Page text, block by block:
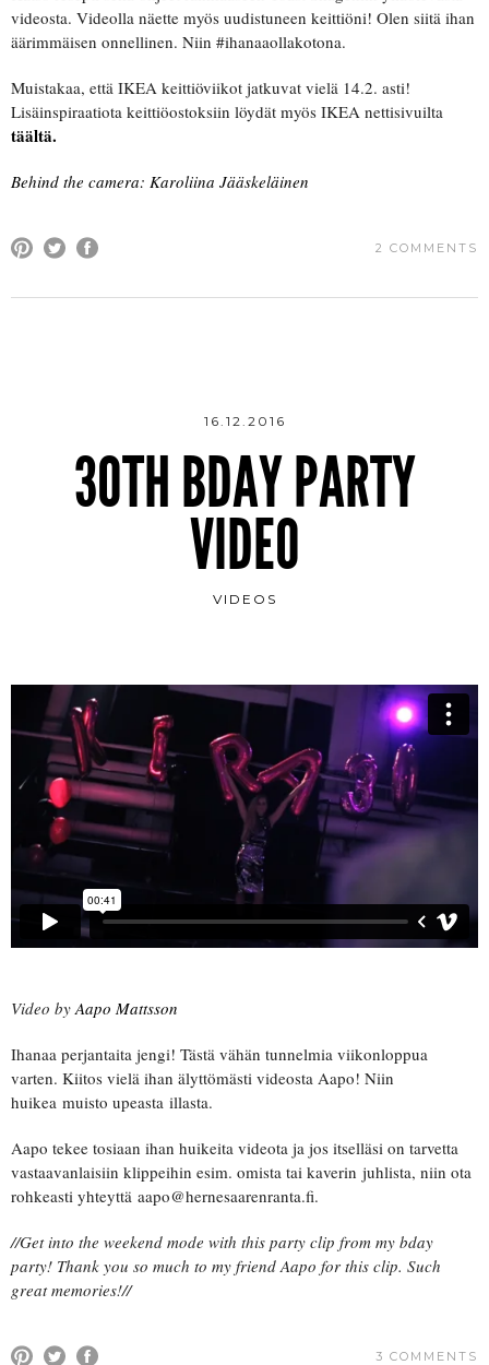
videosta. Videolla näette myös uudistuneen keittiöni! Olen siitä ihan
äärimmäisen onnellinen. Niin #ihanaaollakotona.
Muistakaa, että IKEA keittiöviikot jatkuvat vielä 14.2. asti!
Lisäinspiraatiota keittiöostoksiin löydät myös IKEA nettisivuilta
täältä.
Behind the camera: Karoliina Jääskeläinen
2 COMMENTS
16.12.2016
30TH BDAY PARTY
VIDEO
VIDEOS
Video byAapo Mattsson
Ihanaa perjantaita jengi! Tästä vähän tunnelmia viikonloppua
varten. Kiitos vielä ihan älyttömästi videosta Aapo! Niin
huikea muisto upeasta illasta.
Aapo tekee tosiaan ihan huikeita videota ja jos itselläsi on tarvetta
vastaavanlaisiin klippeihin esim. omista tai kaverin juhlista, niin ota
rohkeasti yhteyttä aapo@hernesaarenranta.fi.
//Get into the weekend mode with this party clip from my bday
party! Thank you so much to my friend Aapo for this clip. Such
great memories!//
3 COMMENTS